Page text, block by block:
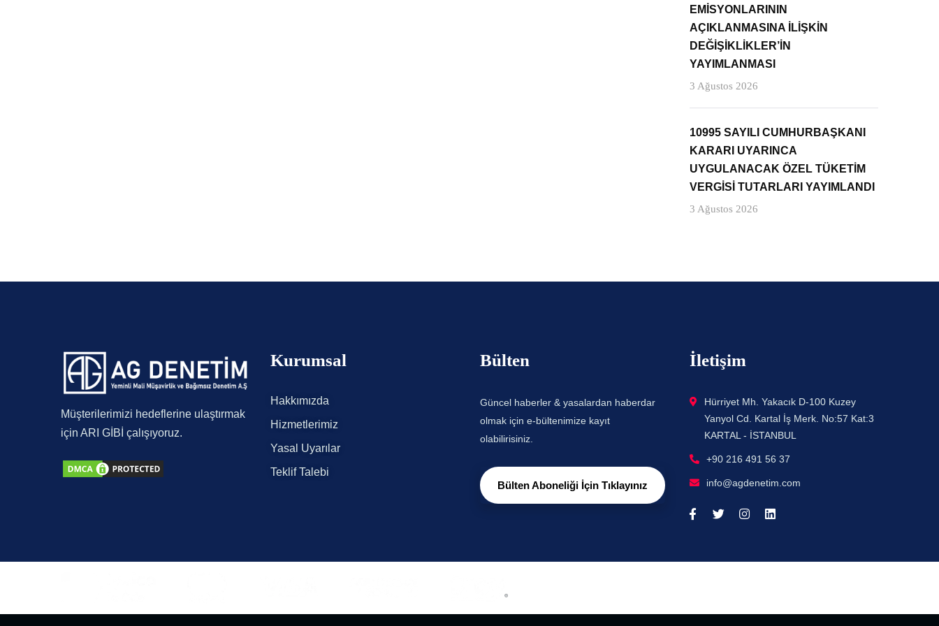
EMİSYONLARININ
AÇIKLANMASINA İLİŞKİN
DEĞİŞİKLİKLER’İN
YAYIMLANMASI
3 Ağustos 2026
10995 SAYILI CUMHURBAŞKANI
KARARI UYARINCA
UYGULANACAK ÖZEL TÜKETİM
VERGİSİ TUTARLARI YAYIMLANDI
3 Ağustos 2026
Müşterilerimizi hedeflerine ulaştırmak
için ARI GİBİ çalışıyoruz.
Kurumsal
Hakkımızda
Hizmetlerimiz
Yasal Uyarılar
Teklif Talebi
Bülten
Güncel haberler & yasalardan haberdar
olmak için e-bültenimize kayıt
olabilirisiniz.
Bülten Aboneliği İçin Tıklayınız
İletişim
Hürriyet Mh. Yakacık D-100 Kuzey
Yanyol Cd. Kartal İş Merk. No:57 Kat:3
KARTAL - İSTANBUL
+90 216 491 56 37
info@agdenetim.com